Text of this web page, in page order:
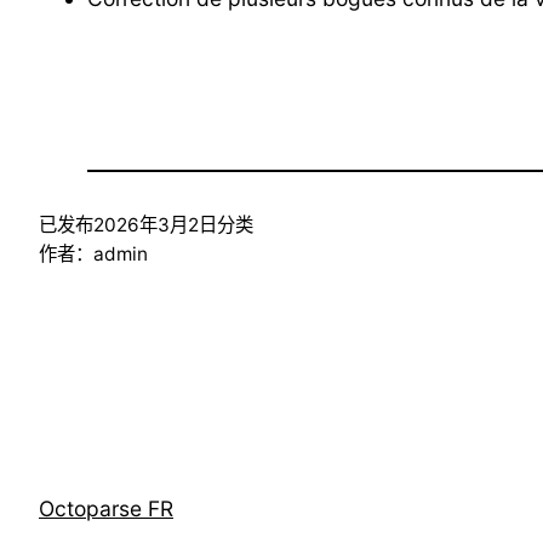
已发布2026年3月2日 分类
作者： admin
Octoparse FR